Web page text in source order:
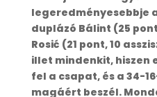
legeredményesebbje
duplázó Bálint (25
Rosić (21 pont, 10
illet mindenkit, hiszen
fel a csapat, és a 34-
magáért beszél.